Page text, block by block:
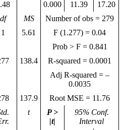
0.000 11.39
17.20
df MS
Number of obs = 279
1 5.61
F (1.277) = 0.04
Prob > F = 0.841
138.4
R-squared = 0.0001
Adj R-squared = –
0.0035
137.9
Root MSE = 11.76
t
P >
|t|
95% Conf.
Interval